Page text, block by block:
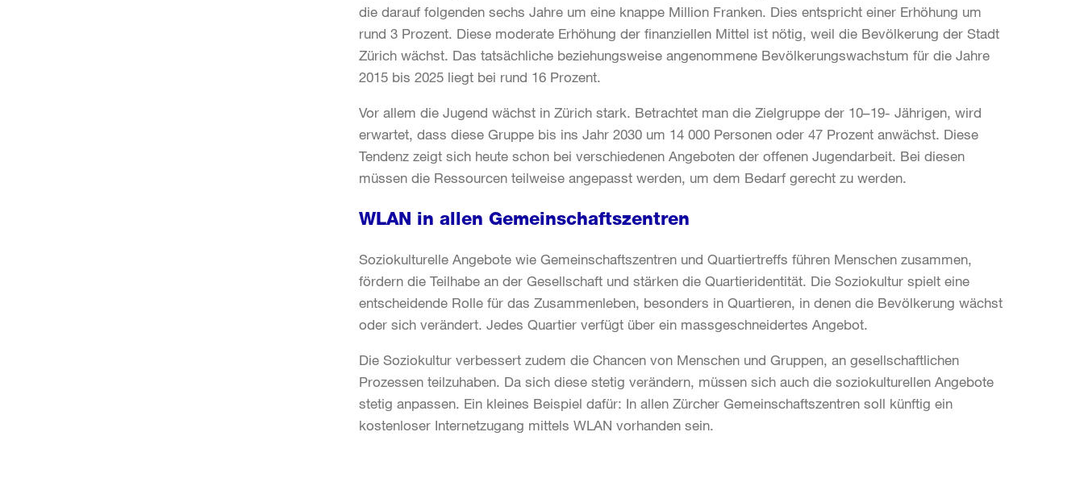
die darauf folgenden sechs Jahre um eine knappe Million Franken. Dies entspricht einer Erhöhung um
rund 3 Prozent. Diese moderate Erhöhung der finanziellen Mittel ist nötig, weil die Bevölkerung der Stadt
Zürich wächst. Das tatsächliche beziehungsweise angenommene Bevölkerungswachstum für die Jahre
2015 bis 2025 liegt bei rund 16 Prozent.
Vor allem die Jugend wächst in Zürich stark. Betrachtet man die Zielgruppe der 10–19- Jährigen, wird
erwartet, dass diese Gruppe bis ins Jahr 2030 um 14 000 Personen oder 47 Prozent anwächst. Diese
Tendenz zeigt sich heute schon bei verschiedenen Angeboten der offenen Jugendarbeit. Bei diesen
müssen die Ressourcen teilweise angepasst werden, um dem Bedarf gerecht zu werden.
WLAN in allen Gemeinschaftszentren
Soziokulturelle Angebote wie Gemeinschaftszentren und Quartiertreffs führen Menschen zusammen,
fördern die Teilhabe an der Gesellschaft und stärken die Quartieridentität. Die Soziokultur spielt eine
entscheidende Rolle für das Zusammenleben, besonders in Quartieren, in denen die Bevölkerung wächst
oder sich verändert. Jedes Quartier verfügt über ein massgeschneidertes Angebot.
Die Soziokultur verbessert zudem die Chancen von Menschen und Gruppen, an gesellschaftlichen
Prozessen teilzuhaben. Da sich diese stetig verändern, müssen sich auch die soziokulturellen Angebote
stetig anpassen. Ein kleines Beispiel dafür: In allen Zürcher Gemeinschaftszentren soll künftig ein
kostenloser Internetzugang mittels WLAN vorhanden sein.